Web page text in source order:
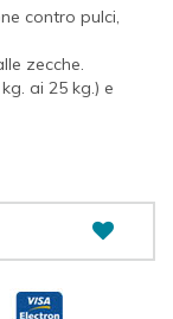
contro pulci,
zecche.
ai 25 kg.) e